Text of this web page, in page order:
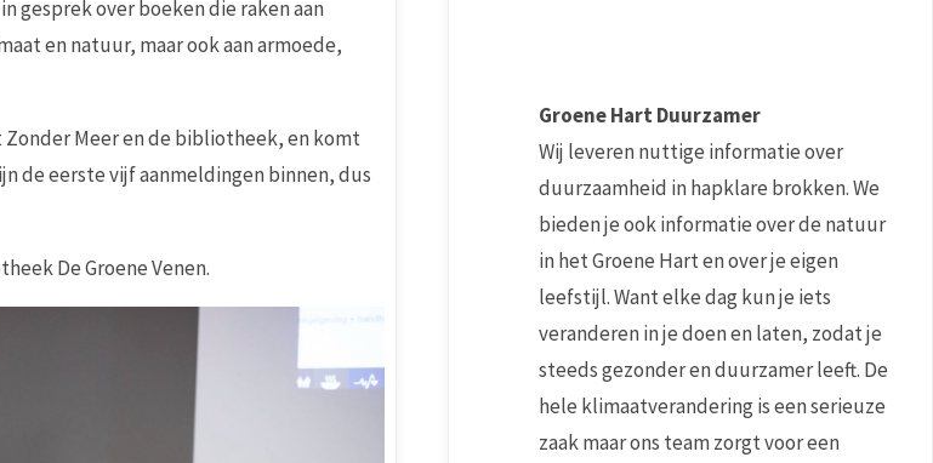
gesprek over boeken die raken aan
en natuur, maar ook aan armoede,
Meer en de bibliotheek, en komt
de eerste vijf aanmeldingen binnen, dus
De Groene Venen.
Groene Hart Duurzamer
Wij leveren nuttige informatie over
duurzaamheid in hapklare brokken. We
bieden je ook informatie over de natuur
in het Groene Hart en over je eigen
leefstijl. Want elke dag kun je iets
veranderen in je doen en laten, zodat je
steeds gezonder en duurzamer leeft. De
hele klimaatverandering is een serieuze
zaak maar ons team zorgt voor een